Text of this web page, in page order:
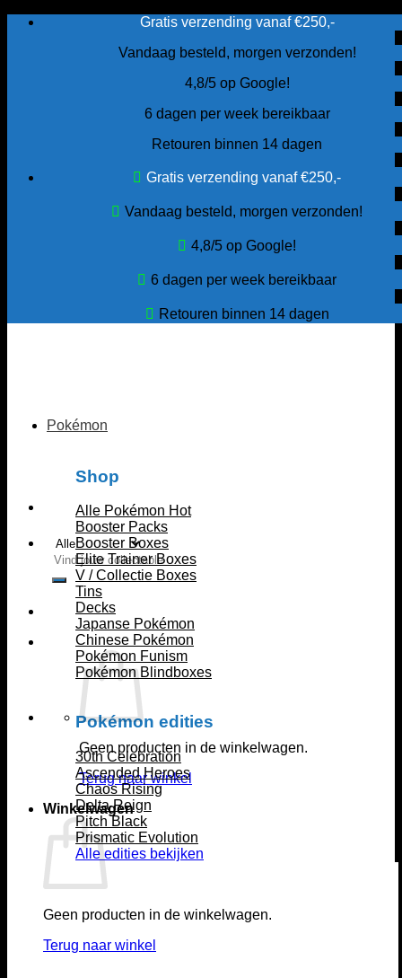
Gratis verzending vanaf €250,-
Vandaag besteld, morgen verzonden!
4,8/5 op Google!
6 dagen per week bereikbaar
Retouren binnen 14 dagen
Gratis verzending vanaf €250,-
Vandaag besteld, morgen verzonden!
4,8/5 op Google!
6 dagen per week bereikbaar
Retouren binnen 14 dagen
Zoeken
naar:
Geen producten in de winkelwagen.
Terug naar winkel
Winkelwagen
Geen producten in de winkelwagen.
Terug naar winkel
Pokémon
Shop
Alle Pokémon
Booster Packs
Booster Boxes
Elite Trainer Boxes
V / Collectie Boxes
Tins
Decks
Japanse Pokémon
Chinese Pokémon
Pokémon Funism
Pokémon Blindboxes
Pokémon edities
30th Celebration
Ascended Heroes
Chaos Rising
Delta Reign
Pitch Black
Prismatic Evolution
Alle edities bekijken